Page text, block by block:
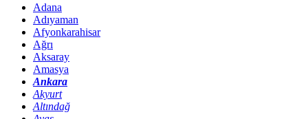
Adana
Adıyaman
Afyonkarahisar
Ağrı
Aksaray
Amasya
Ankara
Akyurt
Altındağ